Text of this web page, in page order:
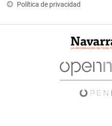
Política de privacidad